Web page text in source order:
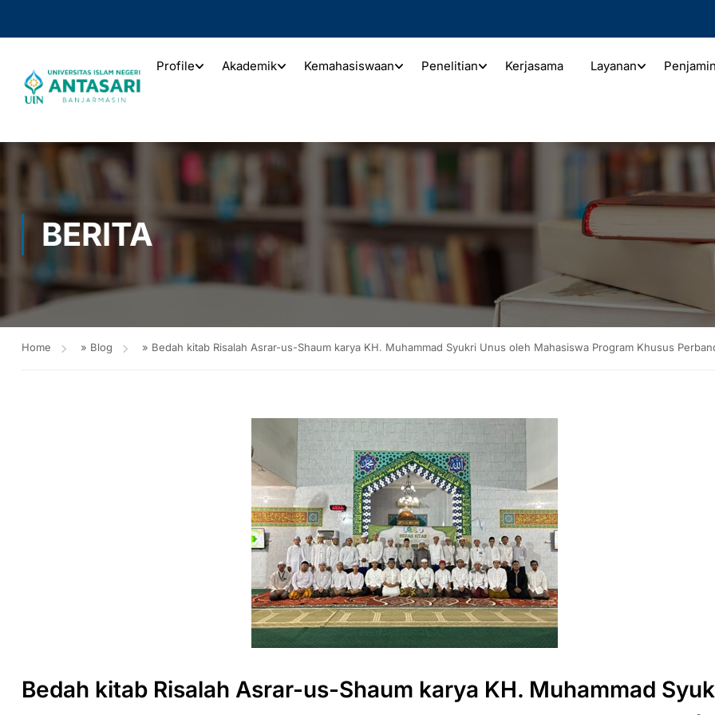
Profile Akademik Kemahasiswaan Penelitian Kerjasama Layanan
BERITA
Home » Blog » Bedah kitab Risalah Asrar-us-Shaum karya KH. Muhammad Syukri Unus oleh Mahasiswa Program Khusus
Bedah kitab Risalah Asrar-us-Shaum karya KH. Muhammad